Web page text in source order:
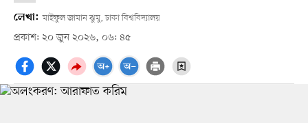
লেখা: মাইফুল জামান ঝুমু, ঢাকা বিশ্ববিদ্যালয়
প্রকাশ: ২০ জুন ২০২৬, ০৬: ৪৫